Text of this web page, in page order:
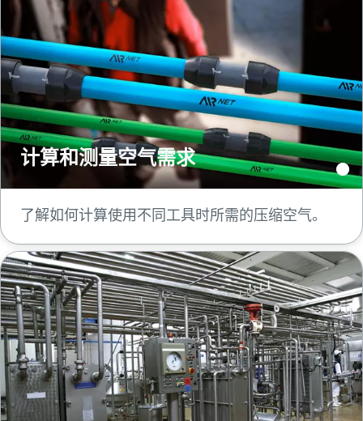
计算和测量空气需求
了解如何计算使用不同工具时所需的压缩空气。